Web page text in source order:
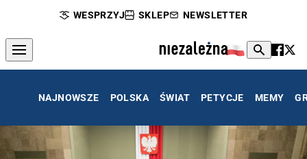
WESPRZYJ SKLEP NEWSLETTER
NAJNOWSZE POLSKA ŚWIAT PETYCJE MEMY